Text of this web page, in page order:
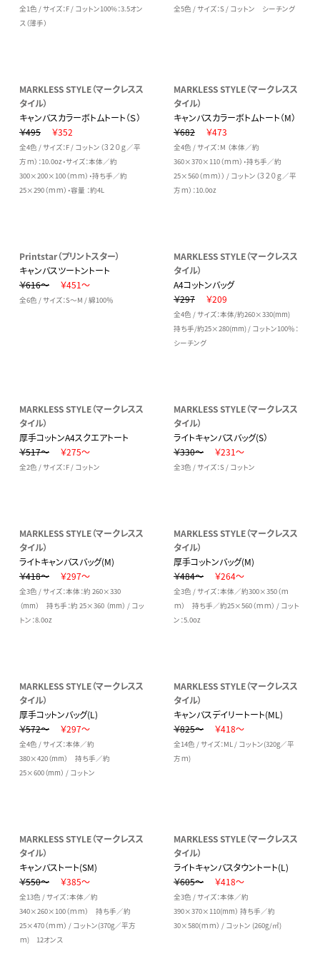
全1色 / サイズ：F / コットン100%：3.5オン
ス（薄手）
全5色 / サイズ：S / コットン シーチング
MARKLESS STYLE（マークレスス
タイル）
キャンバスカラーボトムトート（Ｓ）
￥495
￥352
全4色 / サイズ：F / コットン（３２０ｇ／平
方ｍ）：10.0oz・サイズ：本体／約
300×200×100（ｍｍ）・持ち手／約
25×290（ｍｍ）・容量 ：約4L
MARKLESS STYLE（マークレスス
タイル）
キャンバスカラーボトムトート（M）
￥682
￥473
全4色 / サイズ：M （本体／約
360×370×110（ｍｍ）・持ち手／約
25×560（ｍｍ）） / コットン（３２０ｇ／平
方ｍ）：10.0oz
Printstar（プリントスター）
キャンバスツートントート
￥616～
￥451～
全6色 / サイズ：S～M / 綿100％
MARKLESS STYLE（マークレスス
タイル）
A4コットンバッグ
￥297
￥209
全4色 / サイズ：本体/約260×330(mm)
持ち手/約25×280(mm) / コットン100％：
シーチング
MARKLESS STYLE（マークレスス
タイル）
厚手コットンA4スクエアトート
￥517～
￥275～
全2色 / サイズ：F / コットン
MARKLESS STYLE（マークレスス
タイル）
ライトキャンバスバッグ(S）
￥330～
￥231～
全3色 / サイズ：S / コットン
MARKLESS STYLE（マークレスス
タイル）
ライトキャンバスバッグ(M)
￥418～
￥297～
全3色 / サイズ：本体：約 260×330
（mm） 持ち手：約 25×360 （mm） / コッ
トン：8.0oz
MARKLESS STYLE（マークレスス
タイル）
厚手コットンバッグ(M)
￥484～
￥264～
全3色 / サイズ：本体／約300×350（ｍ
ｍ） 持ち手／約25×560（ｍｍ） / コット
ン：5.0oz
MARKLESS STYLE（マークレスス
タイル）
厚手コットンバッグ(L)
￥572～
￥297～
全4色 / サイズ：本体／約
380×420（mm） 持ち手／約
25×600（mm） / コットン
MARKLESS STYLE（マークレスス
タイル）
キャンバスデイリートート(ML)
￥825～
￥418～
全14色 / サイズ：ML / コットン(320g／平
方ｍ)
MARKLESS STYLE（マークレスス
タイル）
キャンバストート(SM)
￥550～
￥385～
全13色 / サイズ：本体／約
340×260×100（ｍｍ） 持ち手／約
25×470（ｍｍ） / コットン(370g／平方
ｍ) 12オンス
MARKLESS STYLE（マークレスス
タイル）
ライトキャンバスタウントート(L)
￥605～
￥418～
全3色 / サイズ：本体／約
390×370×110(mm） 持ち手／約
30×580(ｍｍ） / コットン (260g/㎡)